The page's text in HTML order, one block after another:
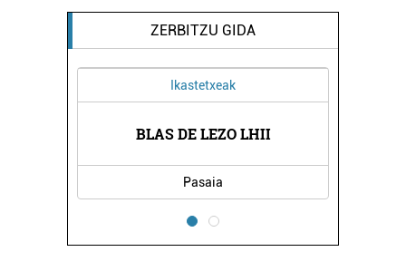
ZERBITZU GIDA
Ikastetxeak
BLAS DE LEZO LHII
Pasaia